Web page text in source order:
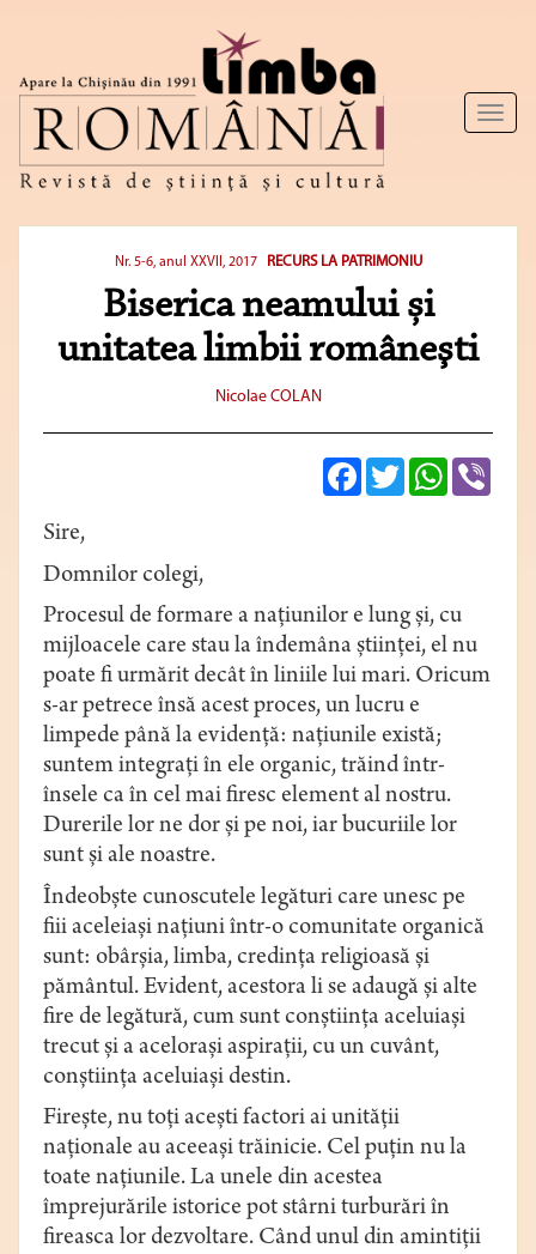
Toggle
Nr. 5-6, anul XXVII, 2017 RECURS LA PATRIMONIU
Biserica neamului și
unitatea limbii româneşti
Nicolae COLAN
FacebookTwitterWhatsApp
Sire,
Domnilor colegi,
Procesul de formare a naţiunilor e lung şi, cu
mijloacele care stau la îndemâna ştiinţei, el nu
poate fi urmărit decât în liniile lui mari. Oricum
s-ar petrece însă acest proces, un lucru e
limpede până la evidenţă: naţiunile există;
suntem integraţi în ele organic, trăind într-
însele ca în cel mai firesc element al nostru.
Durerile lor ne dor şi pe noi, iar bucuriile lor
sunt şi ale noastre.
Îndeobşte cunoscutele legături care unesc pe
fiii aceleiaşi naţiuni într-o comunitate organică
sunt: obârşia, limba, credinţa religioasă şi
pământul. Evident, acestora li se adaugă şi alte
fire de legătură, cum sunt conştiinţa aceluiaşi
trecut şi a aceloraşi aspiraţii, cu un cuvânt,
conştiinţa aceluiaşi destin.
Fireşte, nu toţi aceşti factori ai unităţii
naţionale au aceeaşi trăinicie. Cel puţin nu la
toate naţiunile. La unele din acestea
împrejurările istorice pot stârni turburări în
fireasca lor dezvoltare. Când unul din amintiţii